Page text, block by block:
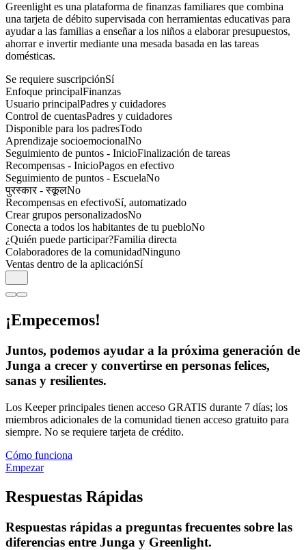
Greenlight es una plataforma de finanzas familiares que combina
una tarjeta de débito supervisada con herramientas educativas para
ayudar a las familias a enseñar a los niños a elaborar presupuestos,
ahorrar e invertir mediante una mesada basada en las tareas
domésticas.
Se requiere suscripciónSí
Enfoque principalFinanzas
Usuario principalPadres y cuidadores
Control de cuentasPadres y cuidadores
Disponible para los padresTodo
Aprendizaje socioemocionalNo
Seguimiento de puntos - InicioFinalización de tareas
Recompensas - InicioPagos en efectivo
Seguimiento de puntos - EscuelaNo
पुरस्कार - स्कूलNo
Recompensas en efectivoSí, automatizado
Crear grupos personalizadosNo
Conecta a todos los habitantes de tu puebloNo
¿Quién puede participar?Familia directa
Colaboradores de la comunidadNinguno
Ventas dentro de la aplicaciónSí
¡Empecemos!
Juntos, podemos ayudar a la próxima generación de
Junga a crecer y convertirse en personas felices,
sanas y resilientes.
Los Keeper principales tienen acceso GRATIS durante 7 días; los
miembros adicionales de la comunidad tienen acceso gratuito para
siempre. No se requiere tarjeta de crédito.
Cómo funciona
Empezar
Respuestas Rápidas
Respuestas rápidas a preguntas frecuentes sobre las
diferencias entre Junga y Greenlight.